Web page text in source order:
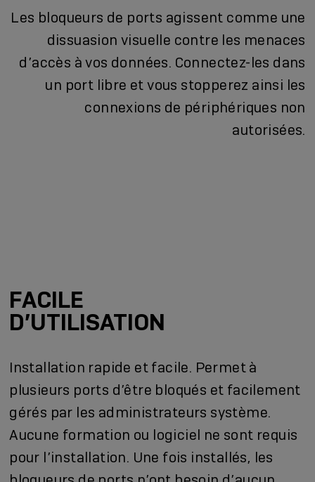
Les bloqueurs de ports agissent comme une
dissuasion visuelle contre les menaces
d’accès à vos données. Connectez-les dans
un port libre et vous stopperez ainsi les
connexions de périphériques non
autorisées.
FACILE
D’UTILISATION
Installation rapide et facile. Permet à
plusieurs ports d’être bloqués et facilement
gérés par les administrateurs système.
Aucune formation ou logiciel ne sont requis
pour l’installation. Une fois installés, les